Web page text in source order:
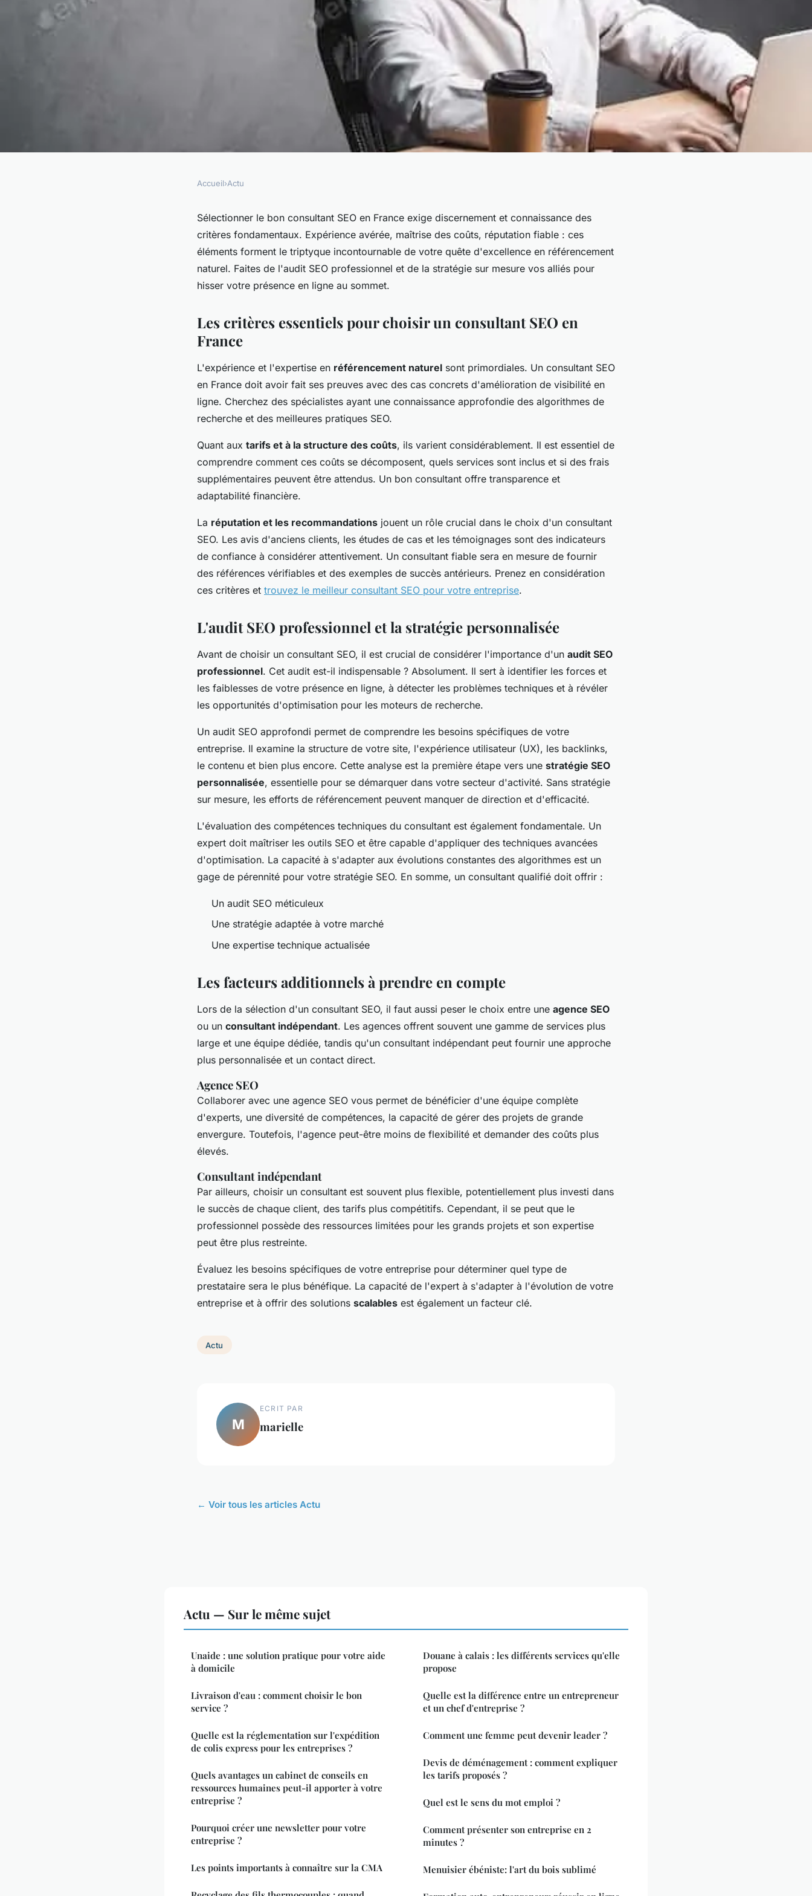
Consultant SEO en France : les
critères de choix à retenir
Accueil›Actu
Sélectionner le bon consultant SEO en France exige discernement et connaissance des
critères fondamentaux. Expérience avérée, maîtrise des coûts, réputation fiable : ces
éléments forment le triptyque incontournable de votre quête d'excellence en référencement
naturel. Faites de l'audit SEO professionnel et de la stratégie sur mesure vos alliés pour
hisser votre présence en ligne au sommet.
Les critères essentiels pour choisir un consultant SEO en
France
L'expérience et l'expertise en référencement naturel sont primordiales. Un consultant SEO
en France doit avoir fait ses preuves avec des cas concrets d'amélioration de visibilité en
ligne. Cherchez des spécialistes ayant une connaissance approfondie des algorithmes de
recherche et des meilleures pratiques SEO.
Quant aux tarifs et à la structure des coûts, ils varient considérablement. Il est essentiel de
comprendre comment ces coûts se décomposent, quels services sont inclus et si des frais
supplémentaires peuvent être attendus. Un bon consultant offre transparence et
adaptabilité financière.
La réputation et les recommandations jouent un rôle crucial dans le choix d'un consultant
SEO. Les avis d'anciens clients, les études de cas et les témoignages sont des indicateurs
de confiance à considérer attentivement. Un consultant fiable sera en mesure de fournir
des références vérifiables et des exemples de succès antérieurs. Prenez en considération
ces critères et trouvez le meilleur consultant SEO pour votre entreprise.
L'audit SEO professionnel et la stratégie personnalisée
Avant de choisir un consultant SEO, il est crucial de considérer l'importance d'un audit SEO
professionnel. Cet audit est-il indispensable ? Absolument. Il sert à identifier les forces et
les faiblesses de votre présence en ligne, à détecter les problèmes techniques et à révéler
les opportunités d'optimisation pour les moteurs de recherche.
Un audit SEO approfondi permet de comprendre les besoins spécifiques de votre
entreprise. Il examine la structure de votre site, l'expérience utilisateur (UX), les backlinks,
le contenu et bien plus encore. Cette analyse est la première étape vers une stratégie SEO
personnalisée, essentielle pour se démarquer dans votre secteur d'activité. Sans stratégie
sur mesure, les efforts de référencement peuvent manquer de direction et d'efficacité.
L'évaluation des compétences techniques du consultant est également fondamentale. Un
expert doit maîtriser les outils SEO et être capable d'appliquer des techniques avancées
d'optimisation. La capacité à s'adapter aux évolutions constantes des algorithmes est un
gage de pérennité pour votre stratégie SEO. En somme, un consultant qualifié doit offrir :
Un audit SEO méticuleux
Une stratégie adaptée à votre marché
Une expertise technique actualisée
Les facteurs additionnels à prendre en compte
Lors de la sélection d'un consultant SEO, il faut aussi peser le choix entre une agence SEO
ou un consultant indépendant. Les agences offrent souvent une gamme de services plus
large et une équipe dédiée, tandis qu'un consultant indépendant peut fournir une approche
plus personnalisée et un contact direct.
Agence SEO
Collaborer avec une agence SEO vous permet de bénéficier d'une équipe complète
d'experts, une diversité de compétences, la capacité de gérer des projets de grande
envergure. Toutefois, l'agence peut-être moins de flexibilité et demander des coûts plus
élevés.
Consultant indépendant
Par ailleurs, choisir un consultant est souvent plus flexible, potentiellement plus investi dans
le succès de chaque client, des tarifs plus compétitifs. Cependant, il se peut que le
professionnel possède des ressources limitées pour les grands projets et son expertise
peut être plus restreinte.
Évaluez les besoins spécifiques de votre entreprise pour déterminer quel type de
prestataire sera le plus bénéfique. La capacité de l'expert à s'adapter à l'évolution de votre
entreprise et à offrir des solutions scalables est également un facteur clé.
Actu
M
ECRIT PAR
marielle
← Voir tous les articles Actu
Actu — Sur le même sujet
Unaide : une solution pratique pour votre aide
à domicile
Livraison d'eau : comment choisir le bon
service ?
Quelle est la réglementation sur l'expédition
de colis express pour les entreprises ?
Quels avantages un cabinet de conseils en
ressources humaines peut-il apporter à votre
entreprise ?
Pourquoi créer une newsletter pour votre
entreprise ?
Les points importants à connaître sur la CMA
Douane à calais : les différents services qu'elle
propose
Quelle est la différence entre un entrepreneur
et un chef d'entreprise ?
Comment une femme peut devenir leader ?
Devis de déménagement : comment expliquer
les tarifs proposés ?
Quel est le sens du mot emploi ?
Comment présenter son entreprise en 2
minutes ?
Menuisier ébéniste: l'art du bois sublimé